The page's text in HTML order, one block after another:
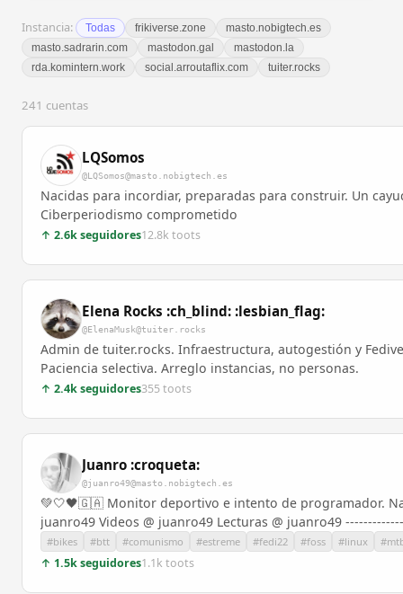
Instancia: Todas frikiverse.zone
masto.nobigtech.es
masto.sadrarin.com
mastodon.gal
mastodon.la
rda.komintern.work
social.arroutaflix.com tuiter.rocks
241 cuentas
LQSomos
@LQSomos@masto.nobigtech.es
Nacidas para incordiar, preparadas para construir. Un
Ciberperiodismo comprometido
↑ 2.6k seguidores12.8k toots
Elena Rocks :ch_blind: :lesbian_flag:
@ElenaMusk@tuiter.rocks
Admin de tuiter.rocks. Infraestructura, autogestión y
Paciencia selectiva. Arreglo instancias, no personas.
↑ 2.4k seguidores355 toots
Juanro :croqueta:
@juanro49@masto.nobigtech.es
💚🤍🖤🇬🇦 Monitor deportivo e intento de programador.
juanro49 Videos @ juanro49 Lecturas @ juanro49
#bikes #btt #comunismo #estreme #fedi22 #foss #linux
↑ 1.5k seguidores1.1k toots